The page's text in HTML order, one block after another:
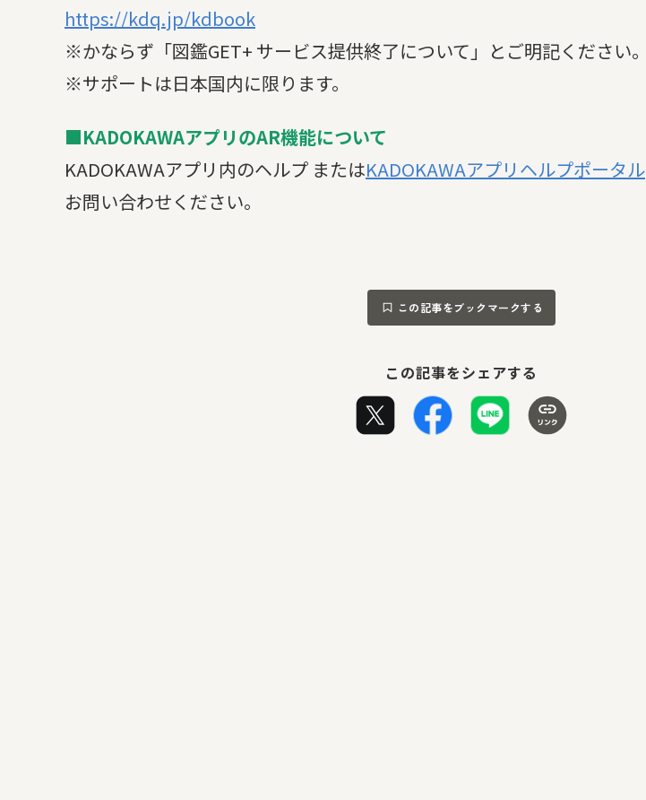
https://kdq.jp/kdbook
※かならず「図鑑GET+ サービス提供終了について」とご明記ください。
※サポートは日本国内に限ります。
■KADOKAWAアプリのAR機能について
KADOKAWAアプリ内のヘルプ またはKADOKAWAアプリヘルプポータル
お問い合わせください。
この記事をブックマークする
この記事をシェアする